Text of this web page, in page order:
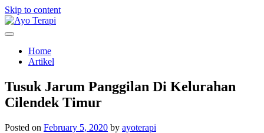
Skip to content
Home
Artikel
Tusuk Jarum Panggilan Di Kelurahan
Cilendek Timur
Posted on February 5, 2020 by ayoterapi